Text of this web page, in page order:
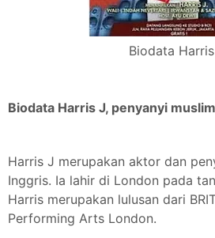
Biodata
Biodata Harris J, penyanyi
Harris J merupakan aktor dan
Inggris. Ia lahir di London pada
Harris merupakan lulusan dari
Performing Arts London.